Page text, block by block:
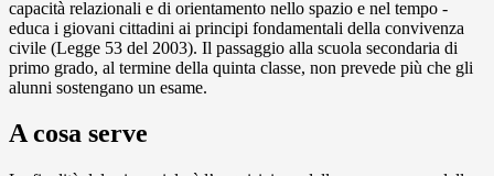
capacità relazionali e di orientamento nello spazio e nel tempo -
educa i giovani cittadini ai principi fondamentali della convivenza
civile (Legge 53 del 2003). Il passaggio alla scuola secondaria di
primo grado, al termine della quinta classe, non prevede più che gli
alunni sostengano un esame.
A cosa serve